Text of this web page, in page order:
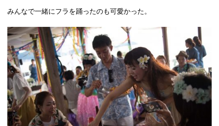
みんなで一緒にフラを踊ったのも可愛かった。